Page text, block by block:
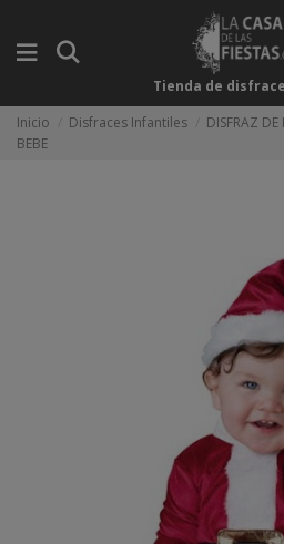
Tienda de
Inicio Disfraces Infantiles
DISFRAZ
BEBE